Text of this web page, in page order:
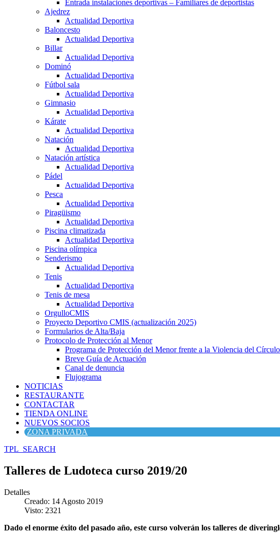
Entrada instalaciones deportivas – Familiares de deportistas
Ajedrez
Actualidad Deportiva
Baloncesto
Actualidad Deportiva
Billar
Actualidad Deportiva
Dominó
Actualidad Deportiva
Fútbol sala
Actualidad Deportiva
Gimnasio
Actualidad Deportiva
Kárate
Actualidad Deportiva
Natación
Actualidad Deportiva
Natación artística
Actualidad Deportiva
Pádel
Actualidad Deportiva
Pesca
Actualidad Deportiva
Piragüismo
Actualidad Deportiva
Piscina climatizada
Actualidad Deportiva
Piscina olímpica
Senderismo
Actualidad Deportiva
Tenis
Actualidad Deportiva
Tenis de mesa
Actualidad Deportiva
OrgulloCMIS
Proyecto Deportivo CMIS (actualización 2025)
Formularios de Alta/Baja
Protocolo de Protección al Menor
Programa de Protección del Menor frente a la Violencia del
Breve Guía de Actuación
Canal de denuncia
Flujograma
NOTICIAS
RESTAURANTE
CONTACTAR
TIENDA ONLINE
NUEVOS SOCIOS
ZONA PRIVADA
TPL_SEARCH
Talleres de Ludoteca curso 2019/20
Detalles
Creado: 14 Agosto 2019
Visto: 2321
Dado el enorme éxito del pasado año, este curso volverán los talleres de